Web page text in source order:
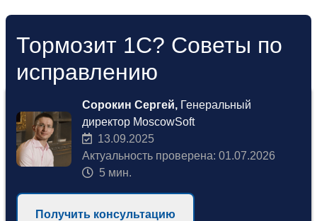
Тормозит 1С? Советы по
исправлению
Сорокин Сергей, Генеральный
директор MoscowSoft
13.09.2025
Актуальность проверена: 01.07.2026
5 мин.
Получить консультацию